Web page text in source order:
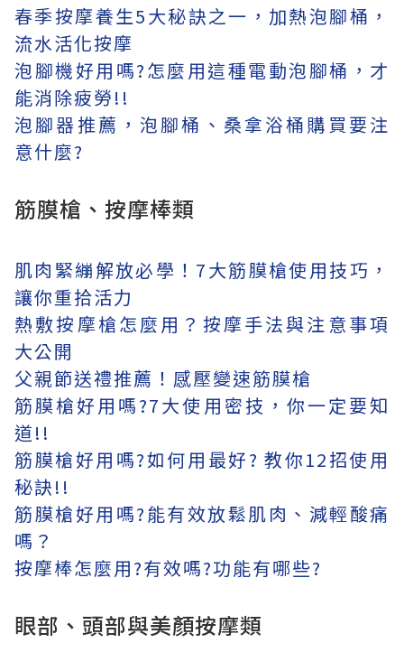
春季按摩養生5大秘訣之一，加熱泡腳桶，
流水活化按摩
泡腳機好用嗎?怎麼用這種電動泡腳桶，才
能消除疲勞!!
泡腳器推薦，泡腳桶、桑拿浴桶購買要注
意什麼?
筋膜槍、按摩棒類
肌肉緊繃解放必學！7大筋膜槍使用技巧，
讓你重拾活力
熱敷按摩槍怎麼用？按摩手法與注意事項
大公開
父親節送禮推薦！感壓變速筋膜槍
筋膜槍好用嗎?7大使用密技，你一定要知
道!!
筋膜槍好用嗎?如何用最好? 教你12招使用
秘訣!!
筋膜槍好用嗎?能有效放鬆肌肉、減輕酸痛
嗎？
按摩棒怎麼用?有效嗎?功能有哪些?
眼部、頭部與美顏按摩類